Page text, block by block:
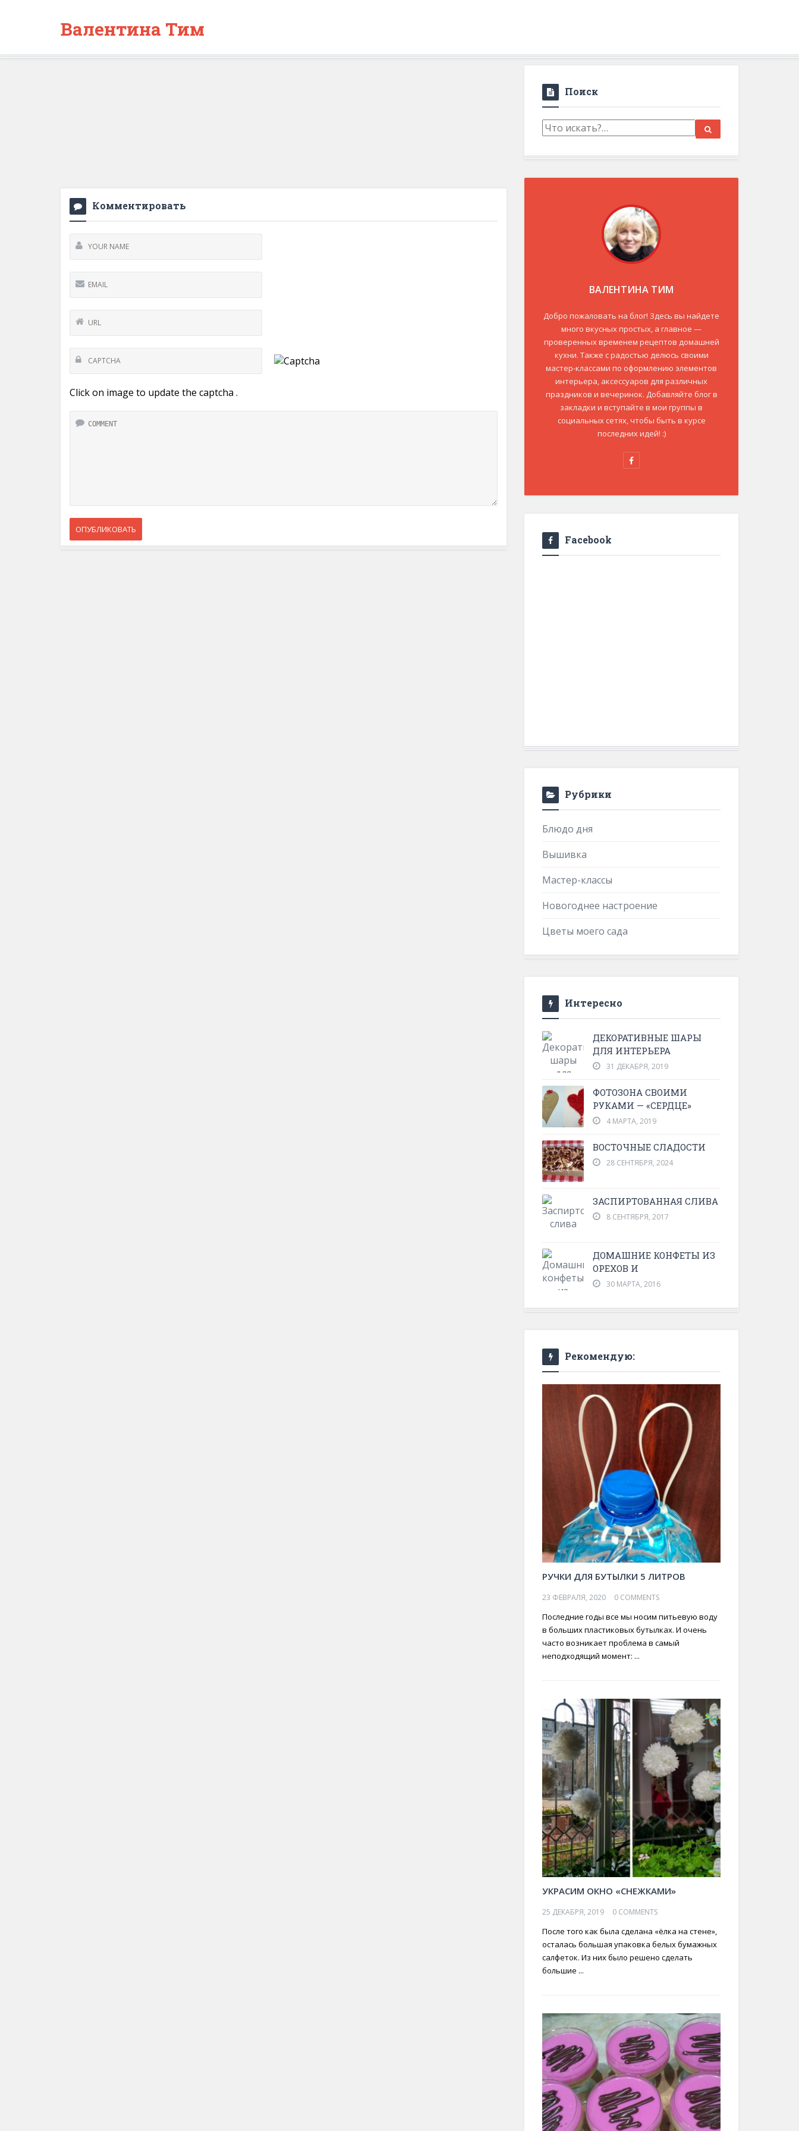
Валентина Тим
Комментировать
Click on image to update the captcha .
Поиск
ВАЛЕНТИНА ТИМ
Добро пожаловать на блог! Здесь вы найдете
много вкусных простых, а главное —
проверенных временем рецептов домашней
кухни. Также с радостью делюсь своими
мастер-классами по оформлению элементов
интерьера, аксессуаров для различных
праздников и вечеринок. Добавляйте блог в
закладки и вступайте в мои группы в
социальных сетях, чтобы быть в курсе
последних идей! :)
Facebook
Рубрики
Блюдо дня
Вышивка
Мастер-классы
Новогоднее настроение
Цветы моего сада
Интересно
ДЕКОРАТИВНЫЕ ШАРЫ
ДЛЯ ИНТЕРЬЕРА
31 ДЕКАБРЯ, 2019
ФОТОЗОНА СВОИМИ
РУКАМИ — «СЕРДЦЕ»
4 МАРТА, 2019
ВОСТОЧНЫЕ СЛАДОСТИ
28 СЕНТЯБРЯ, 2024
ЗАСПИРТОВАННАЯ СЛИВА
8 СЕНТЯБРЯ, 2017
ДОМАШНИЕ КОНФЕТЫ ИЗ
ОРЕХОВ И
30 МАРТА, 2016
Рекомендую:
РУЧКИ ДЛЯ БУТЫЛКИ 5 ЛИТРОВ
23 ФЕВРАЛЯ, 2020 0 COMMENTS
Последние годы все мы носим питьевую воду
в больших пластиковых бутылках. И очень
часто возникает проблема в самый
неподходящий момент: ...
УКРАСИМ ОКНО «СНЕЖКАМИ»
25 ДЕКАБРЯ, 2019 0 COMMENTS
После того как была сделана «ёлка на стене»,
осталась большая упаковка белых бумажных
салфеток. Из них было решено сделать
большие ...